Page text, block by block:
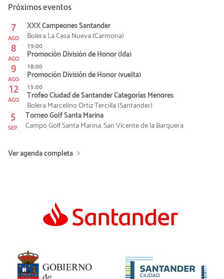
Próximos eventos
7
AGO
XXX Campeones Santander
Bolera La Casa Nueva (Carmona)
8
AGO
19:00
Promoción División de Honor (Ida)
9
AGO
18:00
Promoción División de Honor (vuelta)
12
AGO
15:00
Trofeo Ciudad de Santander Categorías Menores
Bolera Marcelino Ortiz Tercilla (Santander)
5
SEP
Torneo Golf Santa Marina
Campo Golf Santa Marina. San Vicente de la Barquera
Ver agenda completa